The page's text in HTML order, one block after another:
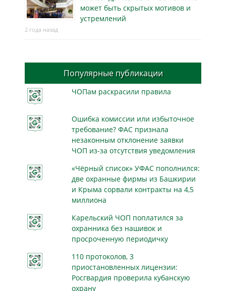
может быть скрытых мотивов и
устремлений
2 года назад
Популярные публикации
ЧОПам раскрасили правила
Ошибка комиссии или избыточное
требование? ФАС признала
незаконным отклонение заявки
ЧОП из-за отсутствия уведомления
«Чёрный список» УФАС пополнился:
две охранные фирмы из Башкирии
и Крыма сорвали контракты на 4,5
миллиона
Карельский ЧОП поплатился за
охранника без нашивок и
просроченную периодичку
110 протоколов, 3
приостановленных лицензии:
Росгвардия проверила кубанскую
охрану